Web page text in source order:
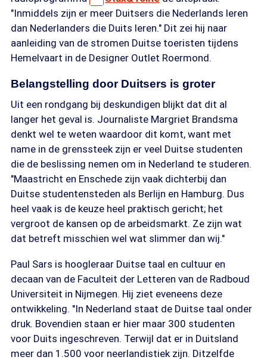
"Inmiddels zijn er meer Duitsers die Nederlands leren
dan Nederlanders die Duits leren." Dit zei hij naar
aanleiding van de stromen Duitse toeristen tijdens
Hemelvaart in de Designer Outlet Roermond.
Belangstelling door Duitsers is groter
Uit een rondgang bij deskundigen blijkt dat dit al
langer het geval is. Journaliste Margriet Brandsma
denkt wel te weten waardoor dit komt, want met
name in de grenssteek zijn er veel Duitse studenten
die de beslissing nemen om in Nederland te studeren.
"Maastricht en Enschede zijn vaak dichterbij dan
Duitse studentensteden als Berlijn en Hamburg. Dus
heel vaak is de keuze heel praktisch gericht; het
vergroot de kansen op de arbeidsmarkt. Ze zijn wat
dat betreft misschien wel wat slimmer dan wij."
Paul Sars is hoogleraar Duitse taal en cultuur en
decaan van de Faculteit der Letteren van de Radboud
Universiteit in Nijmegen. Hij ziet eveneens deze
ontwikkeling. "In Nederland staat de Duitse taal onder
druk. Bovendien staan er hier maar 300 studenten
voor Duits ingeschreven. Terwijl dat er in Duitsland
meer dan 1.500 voor neerlandistiek zijn. Ditzelfde